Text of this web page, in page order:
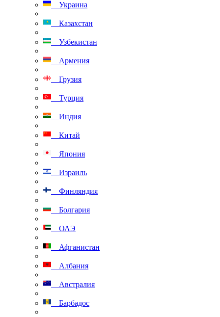
Украина
Казахстан
Узбекистан
Армения
Грузия
Турция
Индия
Китай
Япония
Израиль
Финляндия
Болгария
ОАЭ
Афганистан
Албания
Австралия
Барбадос